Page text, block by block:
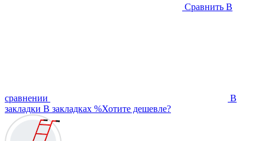
Сравнить В
сравнении
В
закладки В закладках %Хотите дешевле?